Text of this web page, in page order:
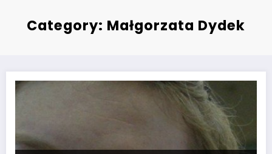
Category: Małgorzata Dydek
Małgorzata Dydek urodziła się 50 lat temu. Świat sportu wspomina